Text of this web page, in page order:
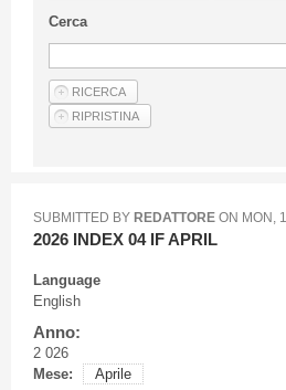
Privacy & Policy
Articles
Cerca
SUBMITTED BY REDATTOREON MON,
2026 INDEX 04 IF APRIL
Language
English
Anno:
2 026
Mese:
Aprile